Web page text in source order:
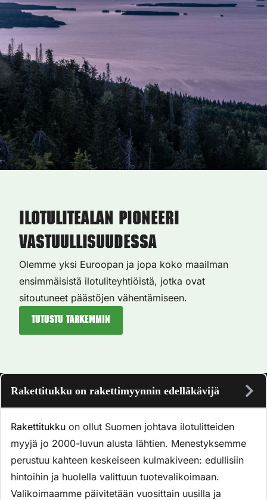
Ilotulitealan pioneeri
vastuullisuudessa
Olemme yksi Euroopan ja jopa koko maailman
ensimmäisistä ilotuliteyhtiöistä, jotka ovat
sitoutuneet päästöjen vähentämiseen.
Tutustu tarkemmin
Rakettitukku on rakettimyynnin edelläkävijä
Rakettitukku on ollut Suomen johtava ilotulitteiden
myyjä jo 2000-luvun alusta lähtien. Menestyksemme
perustuu kahteen keskeiseen kulmakiveen: edullisiin
hintoihin ja huolella valittuun tuotevalikoimaan.
Valikoimaamme päivitetään vuosittain uusilla ja